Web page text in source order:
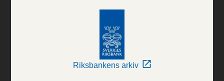
Riksbankens arkiv